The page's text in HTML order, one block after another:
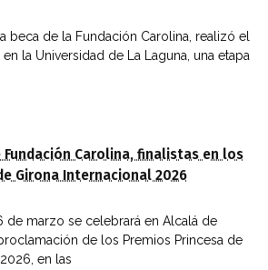
beca de la Fundación Carolina, realizó el
la Universidad de La Laguna, una etapa
Fundación Carolina, finalistas en los
Girona Internacional 2026
de marzo se celebrará en Alcalá de
de los Premios Princesa de
en las